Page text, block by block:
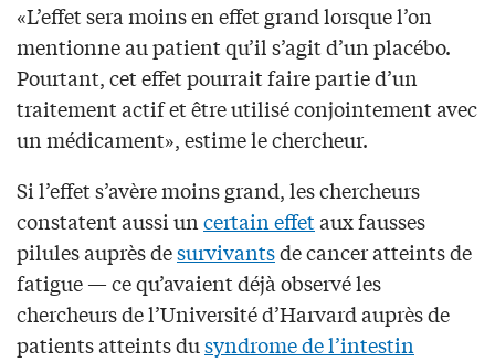
«L’effet sera moins en effet grand lorsque l’on
mentionne au patient qu’il s’agit d’un placébo.
Pourtant, cet effet pourrait faire partie d’un
traitement actif et être utilisé conjointement avec
un médicament», estime le chercheur.
Si l’effet s’avère moins grand, les chercheurs
constatent aussi uncertain effetaux fausses
pilules auprès desurvivantsde cancer atteints de
fatigue — ce qu’avaient déjà observé les
chercheurs de l’Université d’Harvard auprès de
patients atteints dusyndrome de l’intestin